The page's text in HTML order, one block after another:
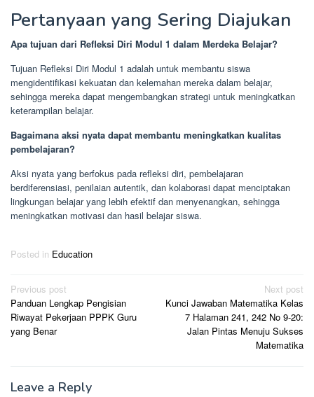
Pertanyaan yang Sering Diajukan
Apa tujuan dari Refleksi Diri Modul 1 dalam Merdeka Belajar?
Tujuan Refleksi Diri Modul 1 adalah untuk membantu siswa
mengidentifikasi kekuatan dan kelemahan mereka dalam belajar,
sehingga mereka dapat mengembangkan strategi untuk meningkatkan
keterampilan belajar.
Bagaimana aksi nyata dapat membantu meningkatkan kualitas
pembelajaran?
Aksi nyata yang berfokus pada refleksi diri, pembelajaran
berdiferensiasi, penilaian autentik, dan kolaborasi dapat menciptakan
lingkungan belajar yang lebih efektif dan menyenangkan, sehingga
meningkatkan motivasi dan hasil belajar siswa.
Posted in Education
Post
navigation
Previous post
Panduan Lengkap Pengisian
Riwayat Pekerjaan PPPK Guru
yang Benar
Next post
Kunci Jawaban Matematika Kelas
7 Halaman 241, 242 No 9-20:
Jalan Pintas Menuju Sukses
Matematika
Leave a Reply